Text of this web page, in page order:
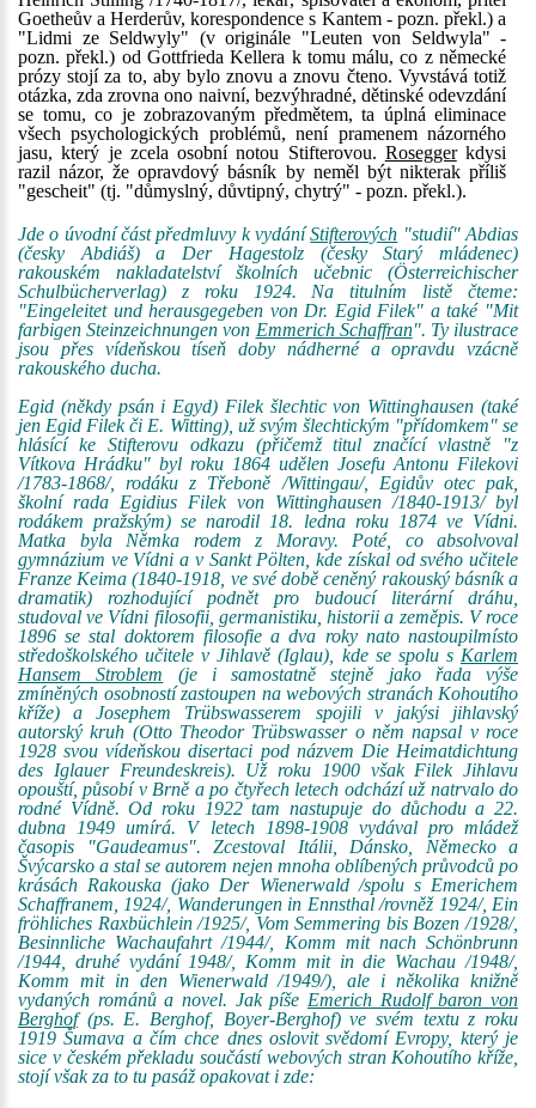
Goetheův a Herderův, korespondence s Kantem - pozn. překl.) a
"Lidmi ze Seldwyly" (v originále "Leuten von Seldwyla" -
pozn. překl.) od Gottfrieda Kellera k tomu málu, co z německé
prózy stojí za to, aby bylo znovu a znovu čteno. Vyvstává totiž
otázka, zda zrovna ono naivní, bezvýhradné, dětinské odevzdání
se tomu, co je zobrazovaným předmětem, ta úplná eliminace
všech psychologických problémů, není pramenem názorného
jasu, který je zcela osobní notou Stifterovou. Roseggerkdysi
razil názor, že opravdový básník by neměl být nikterak příliš
"gescheit" (tj. "důmyslný, důvtipný, chytrý" - pozn. překl.).
Jde o úvodní část předmluvy k vydáníStifterových "studií" Abdias
(česky Abdiáš) a Der Hagestolz (česky Starý mládenec)
rakouském nakladatelství školních učebnic (Österreichischer
Schulbücherverlag) z roku 1924. Na titulním listě čteme:
"Eingeleitet und herausgegeben von Dr. Egid Filek" a také "Mit
farbigen Steinzeichnungen von Emmerich Schaffran". Ty ilustrace
jsou přes vídeňskou tíseň doby nádherné a opravdu vzácně
rakouského ducha.
Egid (někdy psán i Egyd) Filek šlechtic von Wittinghausen (také
jen Egid Filek či E. Witting), už svým šlechtickým "přídomkem" se
hlásící ke Stifterovu odkazu (přičemž titul značící vlastně "z
Vítkova Hrádku" byl roku 1864 udělen Josefu Antonu Filekovi
/1783-1868/, rodáku z Třeboně /Wittingau/, Egidův otec pak,
školní rada Egidius Filek von Wittinghausen /1840-1913/ byl
rodákem pražským) se narodil 18. ledna roku 1874 ve Vídni.
Matka byla Němka rodem z Moravy. Poté, co absolvoval
gymnázium ve Vídni a v Sankt Pölten, kde získal od svého učitele
Franze Keima (1840-1918, ve své době ceněný rakouský básník a
dramatik) rozhodující podnět pro budoucí literární dráhu,
studoval ve Vídni filosofii, germanistiku, historii a zeměpis. V roce
1896 se stal doktorem filosofie a dva roky nato nastoupilmísto
středoškolského učitele v Jihlavě (Iglau), kde se spolu s Karlem
Hansem Stroblem (je i samostatně stejně jako řada výše
zmíněných osobností zastoupen na webových stranách Kohoutího
kříže) a Josephem Trübswasserem spojili v jakýsi jihlavský
autorský kruh (Otto Theodor Trübswasser o něm napsal v roce
1928 svou vídeňskou disertaci pod názvem Die Heimatdichtung
des Iglauer Freundeskreis). Už roku 1900 však Filek Jihlavu
opouští, působí v Brně a po čtyřech letech odchází už natrvalo do
rodné Vídně. Od roku 1922 tam nastupuje do důchodu a 22.
dubna 1949 umírá. V letech 1898-1908 vydával pro mládež
časopis "Gaudeamus". Zcestoval Itálii, Dánsko, Německo a
Švýcarsko a stal se autorem nejen mnoha oblíbených průvodců po
krásách Rakouska (jako Der Wienerwald /spolu s Emerichem
Schaffranem, 1924/, Wanderungen in Ennsthal /rovněž 1924/, Ein
fröhliches Raxbüchlein /1925/, Vom Semmering bis Bozen /1928/,
Besinnliche Wachaufahrt /1944/, Komm mit nach Schönbrunn
/1944, druhé vydání 1948/, Komm mit in die Wachau /1948/,
Komm mit in den Wienerwald /1949/), ale i několika knižně
vydaných románů a novel. Jak píše Emerich Rudolf baron von
Berghof(ps. E. Berghof, Boyer-Berghof) ve svém textu z roku
1919 Šumava a čím chce dnes oslovit svědomí Evropy, který je
sice v českém překladu součástí webových stran Kohoutího kříže,
stojí však za to tu pasáž opakovat i zde: